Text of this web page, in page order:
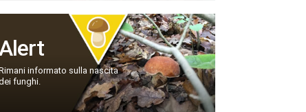
informato sulla nascita
funghi.